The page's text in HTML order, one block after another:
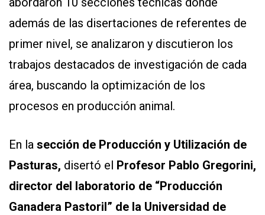
además de las disertaciones de referentes de
primer nivel, se analizaron y discutieron los
trabajos destacados de investigación de cada
área, buscando la optimización de los
procesos en producción animal.
En la sección de Producción y Utilización de
Pasturas, disertó el Profesor Pablo Gregorini,
director del laboratorio de “Producción
Ganadera Pastoril” de la Universidad de